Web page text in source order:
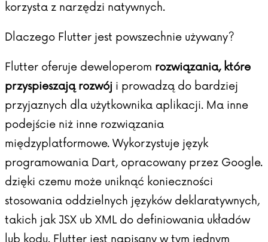
korzysta z narzędzi natywnych.
Dlaczego Flutter jest powszechnie używany?
Flutter oferuje deweloperom rozwiązania, które
przyspieszają rozwój i prowadzą do bardziej
przyjaznych dla użytkownika aplikacji. Ma inne
podejście niż inne rozwiązania
międzyplatformowe. Wykorzystuje język
programowania Dart, opracowany przez Google.
dzięki czemu może uniknąć konieczności
stosowania oddzielnych języków deklaratywnych,
takich jak JSX ub XML do definiowania układów
lub kodu. Flutter jest napisany w tym jednym